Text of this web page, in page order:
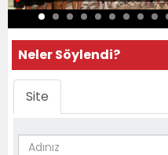
Neler Söylendi?
Site